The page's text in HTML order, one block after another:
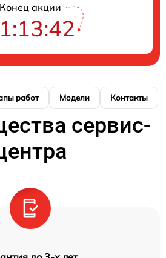
Конец акции
работ Модели Контакты
сервис-